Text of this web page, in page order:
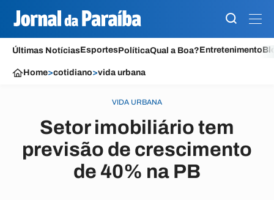
Últimas NotíciasEsportesPolíticaQual a Boa?Entretenimento
Home>cotidiano>vida urbana
VIDA URBANA
Setor imobiliário tem
previsão de crescimento
de 40% na PB